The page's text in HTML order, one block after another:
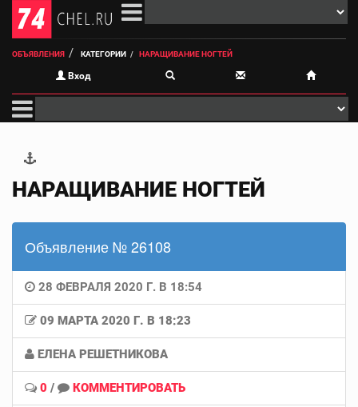
ОБЪЯВЛЕНИЯ КАТЕГОРИИ НАРАЩИВАНИЕ НОГТЕЙ
Вход
НАРАЩИВАНИЕ НОГТЕЙ
Объявление № 26108
28 ФЕВРАЛЯ 2020 Г. В 18:54
09 МАРТА 2020 Г. В 18:23
ЕЛЕНА РЕШЕТНИКОВА
0 / КОММЕНТИРОВАТЬ